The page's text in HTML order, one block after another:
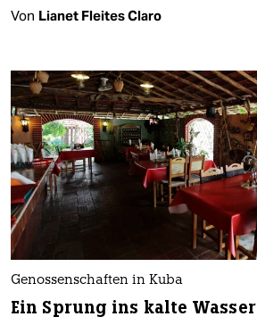
Von Lianet Fleites Claro
Genossenschaften in Kuba
Ein Sprung ins kalte Wasser